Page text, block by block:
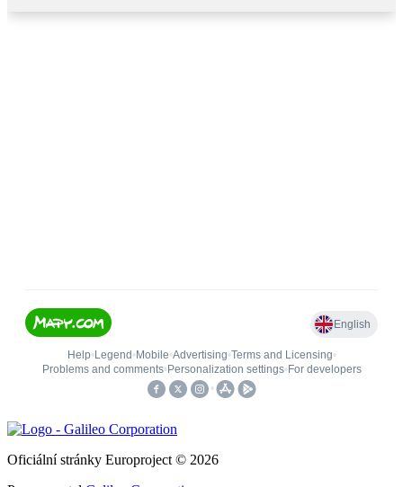
Oficiální stránky Europroject © 2026